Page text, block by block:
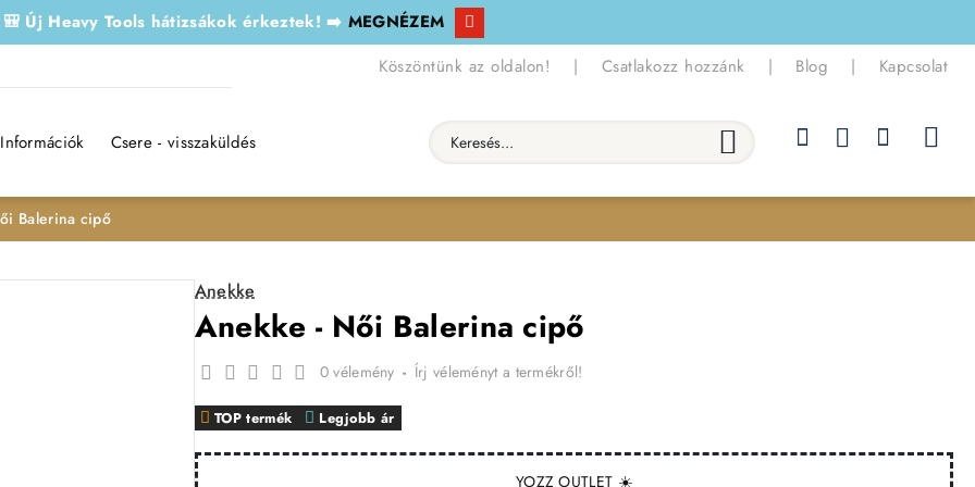
🎒 Új Heavy Tools hátizsákok érkeztek! ➡️ MEGNÉZEM
Köszöntünk az oldalon! | Csatlakozz hozzánk | Blog | Kapcsolat
Információk Csere - visszaküldés Keresés...
Balerina cipő
Anekke
Anekke - Női Balerina cipő
YOZZ OUTLET ☀️
TOP termék Legjobb ár
0 vélemény - Írj véleményt a termékről!